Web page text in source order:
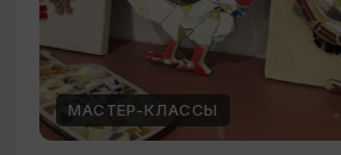
МАСТЕР-КЛАССЫ